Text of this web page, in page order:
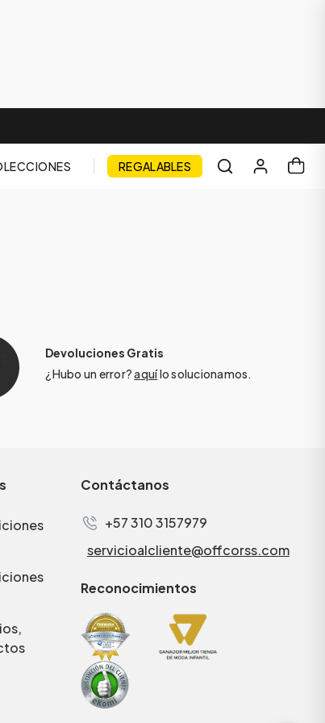
REGALABLES
Devoluciones Gratis
¿Hubo un error?aquílo solucionamos.
Contáctanos
+57 310 3157979
servicioalcliente@offcorss.com
Reconocimientos